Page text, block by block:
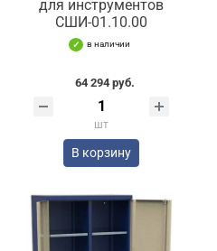
для инструментов
СШИ-01.10.00
в наличии
64 294 руб.
шт
В корзину